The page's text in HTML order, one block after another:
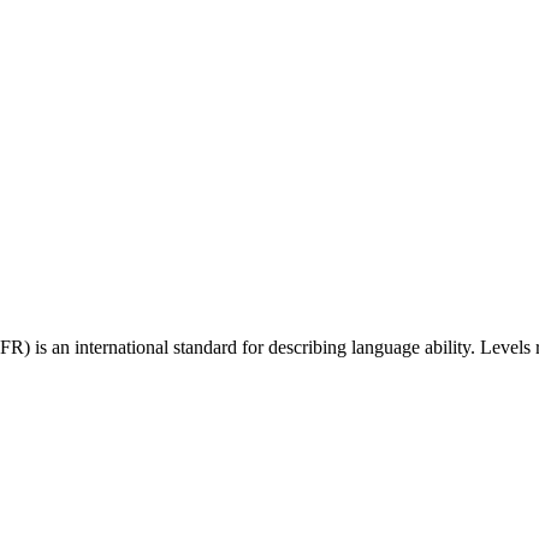
is an international standard for describing language ability.